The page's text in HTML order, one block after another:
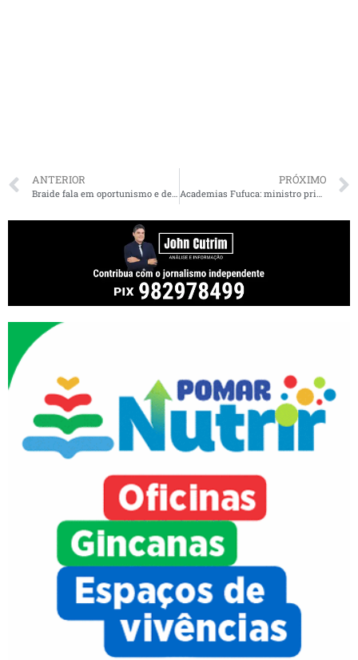
ANTERIOR
Braide fala em oportunismo e deixa aviso a quem não cuida dos seus imóveis no Centro Histórico: “desapropriação”
PRÓXIMO
Academias Fufuca: ministro prioriza aliado do PI com espaços para exercício e campos de futebol